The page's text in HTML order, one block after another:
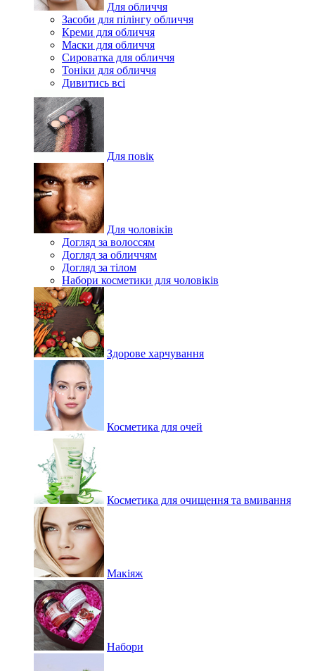
Для обличчя
Засоби для пілінгу обличчя
Креми для обличчя
Маски для обличчя
Сироватка для обличчя
Тоніки для обличчя
Дивитись всі
Для повік
Для чоловіків
Догляд за волоссям
Догляд за обличчям
Догляд за тілом
Набори косметики для чоловіків
Здорове харчування
Косметика для очей
Косметика для очищення та вмивання
Макіяж
Набори